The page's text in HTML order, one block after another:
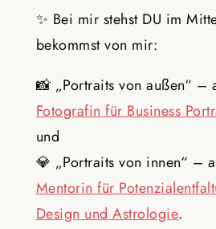
✨ Bei mir stehst DU im
bekommst von mir:
📸 „Portraits von außen“ –
Fotografin für Business
und
💎 „Portraits von innen“ –
Mentorin für
Design und Astrologie.